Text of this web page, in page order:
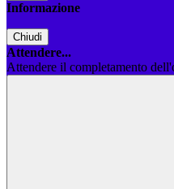
Informazione
Chiudi
Attendere...
Attendere il completamento